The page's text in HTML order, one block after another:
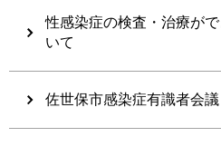
性感染症の検査・治療が
いて
佐世保市感染症有識者会議